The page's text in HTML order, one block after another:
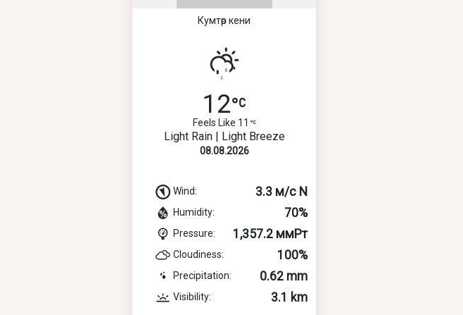
Кумтөр кени
12
Feels Like 11
Light Rain | Light Breeze
08.08.2026
Wind: 3.3 м/с N
Humidity: 70%
Pressure: 1,357.2 ммРт
Cloudiness: 100%
Precipitation: 0.62 mm
Visibility: 3.1 km